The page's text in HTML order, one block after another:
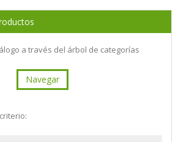
a través del árbol de categorías
Navegar